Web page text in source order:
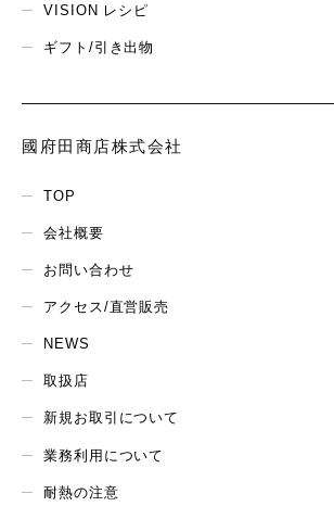
VISION レシピ
ギフト/引き出物
國府田商店株式会社
TOP
会社概要
お問い合わせ
アクセス/直営販売
NEWS
取扱店
新規お取引について
業務利用について
耐熱の注意